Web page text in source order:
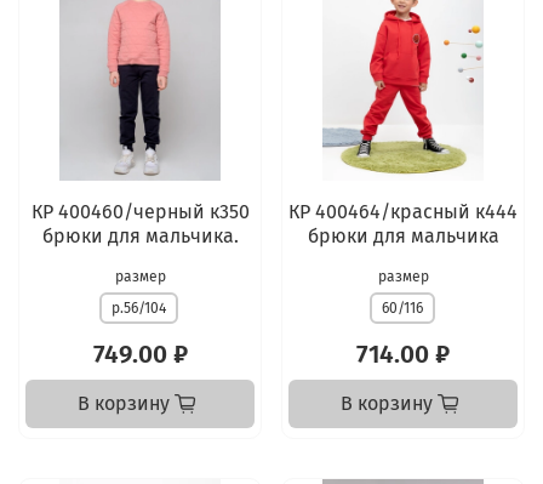
КР 400460/черный к350
брюки для мальчика.
размер
р.56/104
749.00 ₽
В корзину
КР 400464/красный к444
брюки для мальчика
размер
60/116
714.00 ₽
В корзину